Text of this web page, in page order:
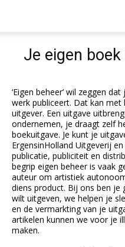
Je eigen
‘Eigen beheer’ wil zeggen
werk publiceert. Dat kan met
uitgever. Een uitgave
ondernemen, je draagt zelf
boekuitgave. Je kunt je
ErgensinHolland Uitgeverij
publicatie, publiciteit en
begrip eigen beheer is vaak
auteur om artistiek
diens product. Bij ons ben
wilt uitgeven, we helpen je
en de vermarkting van je
artikelen kunnen we voor je
maken.